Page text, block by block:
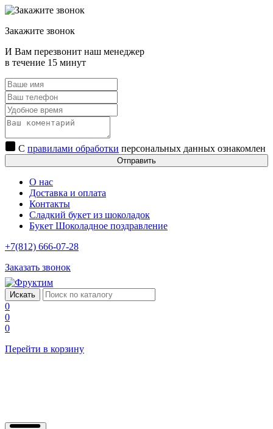
Закажите звонок
И Вам перезвонит наш менеджер
в течение 15 минут
С правилами обработки персональных данных ознакомлен
Отправить
О нас
Доставка и оплата
Контакты
Сладкий букет из шоколадок
Букет Шоколадное поздравление
+7(812) 666-07-28
Заказать звонок
0
0
0
Перейти в корзину